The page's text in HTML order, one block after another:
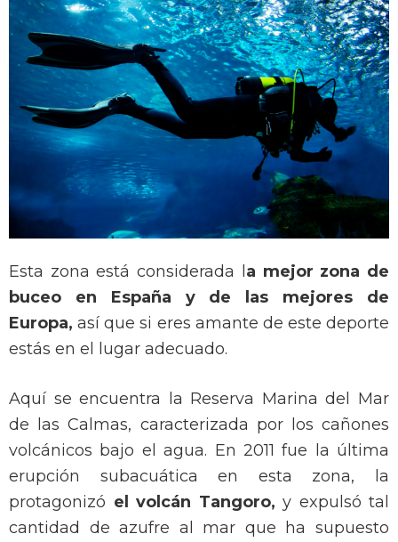
Esta zona está considerada l a mejor zona de
buceo en España y de las mejores de
Europa, así que si eres amante de este deporte
estás en el lugar adecuado.
Aquí se encuentra la Reserva Marina del Mar
de las Calmas, caracterizada por los cañones
volcánicos bajo el agua. En 2011 fue la última
erupción subacuática en esta zona, la
protagonizó el volcán Tangoro, y expulsó tal
cantidad de azufre al mar que ha supuesto